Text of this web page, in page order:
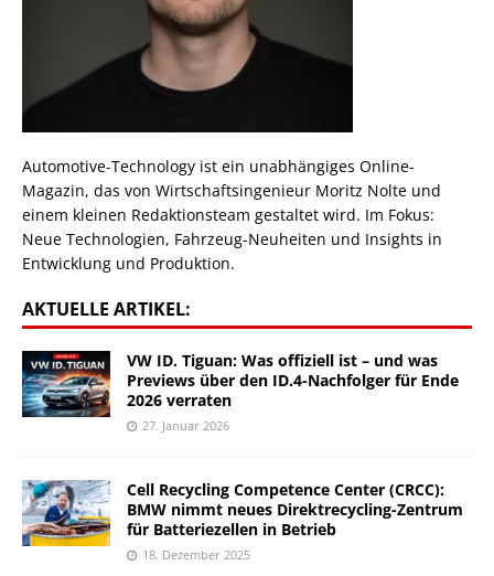
Automotive-Technology ist ein unabhängiges Online-
Magazin, das von Wirtschaftsingenieur Moritz Nolte und
einem kleinen Redaktionsteam gestaltet wird. Im Fokus:
Neue Technologien, Fahrzeug-Neuheiten und Insights in
Entwicklung und Produktion.
AKTUELLE ARTIKEL:
VW ID. Tiguan: Was offiziell ist – und was
Previews über den ID.4-Nachfolger für Ende
2026 verraten
27. Januar 2026
Cell Recycling Competence Center (CRCC):
BMW nimmt neues Direktrecycling-Zentrum
für Batteriezellen in Betrieb
18. Dezember 2025